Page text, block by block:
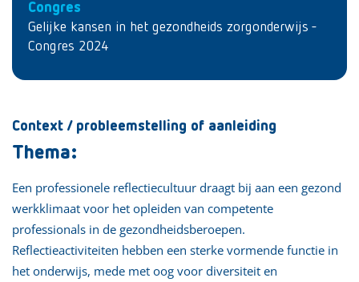
Congres
Gelijke kansen in het gezondheids zorgonderwijs -
Congres 2024
Context / probleemstelling of aanleiding
Thema:
Een professionele reflectiecultuur draagt bij aan een gezond
werkklimaat voor het opleiden van competente
professionals in de gezondheidsberoepen.
Reflectieactiviteiten hebben een sterke vormende functie in
het onderwijs, mede met oog voor diversiteit en